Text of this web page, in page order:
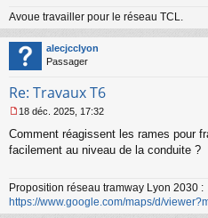
u
Avoue travailler pour le réseau TCL.
alecjcclyon
Passager
Re: Travaux T6
e
s
g
e
n
18 déc. 2025, 17:32
Comment réagissent les rames pour
facilement au niveau de la conduite ?
Proposition réseau tramway Lyon 2030 :
https://www.google.com/maps/d/